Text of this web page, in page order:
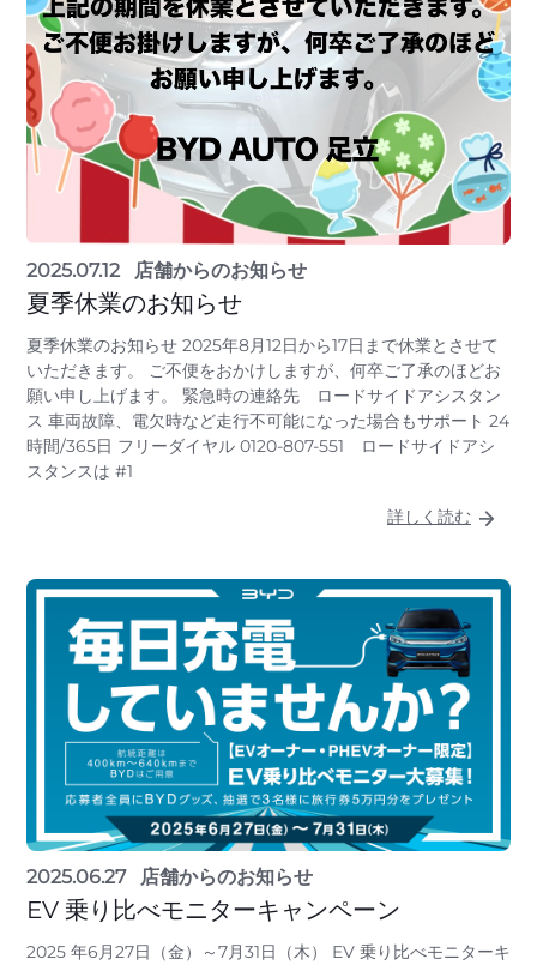
2025.07.12 店舗からのお知らせ
夏季休業のお知らせ
夏季休業のお知らせ 2025年8月12日から17日まで休業とさせて
いただきます。 ご不便をおかけしますが、何卒ご了承のほどお
願い申し上げます。 緊急時の連絡先 ロードサイドアシスタン
ス 車両故障、電欠時など走行不可能になった場合もサポート 24
時間/365日 フリーダイヤル 0120-807-551 ロードサイドアシ
スタンスは #1
詳しく読む
2025.06.27 店舗からのお知らせ
EV 乗り比べモニターキャンペーン
2025 年6月27日（金）～7月31日（木） EV 乗り比べモニターキ